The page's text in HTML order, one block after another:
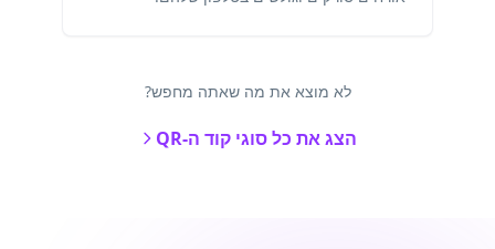
לא מוצא את מה שאתה מחפש?
הצג את כל סוגי קוד ה-QR